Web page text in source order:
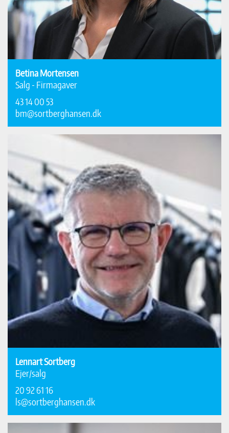
Betina Mortensen
Salg - Firmagaver
43 14 00 53
bm@sortberghansen.dk
Lennart Sortberg
Ejer/salg
20 92 61 16
ls@sortberghansen.dk